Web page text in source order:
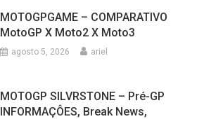
MOTOGPGAME – COMPARATIVO
MotoGP X Moto2 X Moto3
agosto 5, 2026 ariel
MOTOGP SILVRSTONE – Pré-GP
INFORMAÇÔES, Break News,